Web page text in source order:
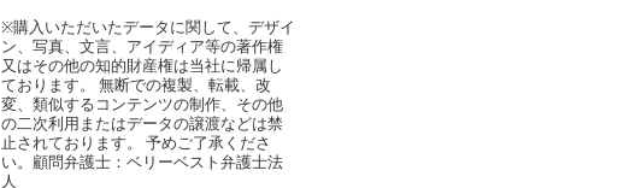
※購入いただいたデータに関して、デザイ
ン、写真、文言、アイディア等の著作権
又はその他の知的財産権は当社に帰属し
ております。 無断での複製、転載、改
変、類似するコンテンツの制作、その他
の二次利用またはデータの譲渡などは禁
止されております。 予めご了承くださ
い。顧問弁護士：ベリーベスト弁護士法
人